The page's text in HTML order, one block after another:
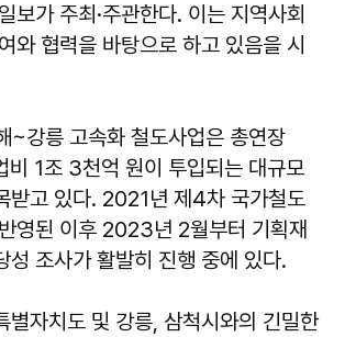
보가 주최·주관한다. 이는 지역사회
와 협력을 바탕으로 하고 있음을 시
~강릉 고속화 철도사업은 총연장
1조 3천억 원이 투입되는 대규모
받고 있다. 2021년 제4차 국가철도
영된 이후 2023년 2월부터 기획재
성 조사가 활발히 진행 중에 있다.
별자치도 및 강릉, 삼척시와의 긴밀한